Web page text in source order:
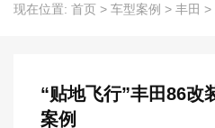
现在位置: 首页 > 车型案例 > 丰田 >
“贴地飞行”丰田86改
案例